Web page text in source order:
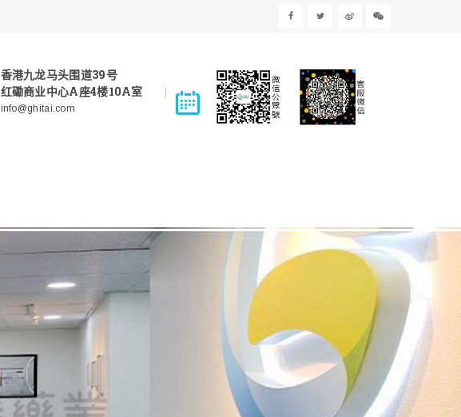
香港九龙马头围道39号
红磡商业中心A座4楼10A室
info@ghitai.com